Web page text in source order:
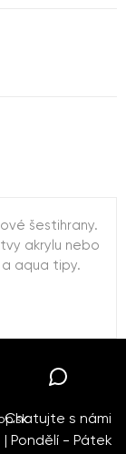
šestihrany.
akrylu nebo
a aqua tipy.
Chatujte s námi
| Pondělí - Pátek